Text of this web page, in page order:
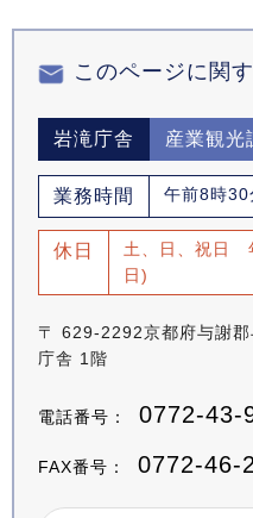
このページに関
岩滝庁舎 産業観光
業務時間 午前8時
休日
土、日、祝日
日)
〒 629-2292京都府与謝
庁舎 1階
電話番号： 0772-43-
FAX番号： 0772-46-